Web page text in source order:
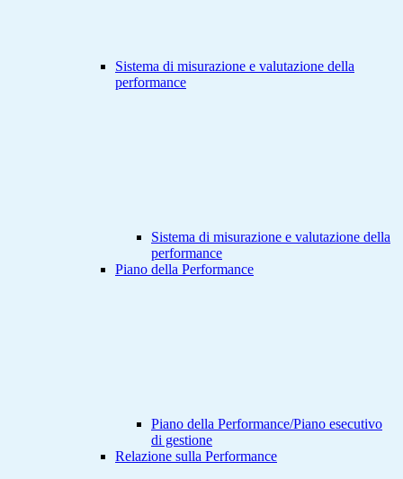
Sistema di misurazione e valutazione della
performance
Sistema di misurazione e valutazione della
performance
Piano della Performance
Piano della Performance/Piano esecutivo
di gestione
Relazione sulla Performance